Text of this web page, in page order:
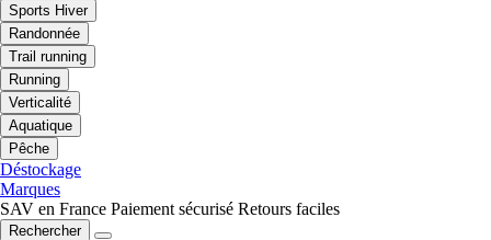
Sports Hiver
Randonnée
Trail running
Running
Verticalité
Aquatique
Pêche
Déstockage
Marques
SAV en France Paiement sécurisé Retours faciles
Rechercher